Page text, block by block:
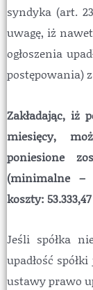
syndyka (art.
uwagę, iż
ogłoszenia
postępowania)
Zakładając, iż
miesięcy,
poniesione
(minimalne –
koszty: 53.333,47
Jeśli spółka
upadłość
ustawy prawo